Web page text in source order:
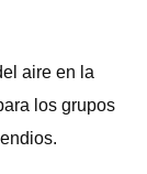
aire en la
los grupos